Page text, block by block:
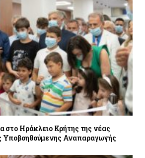
στο Ηράκλειο Κρήτης της νέας
Υποβοηθούμενης Αναπαραγωγής